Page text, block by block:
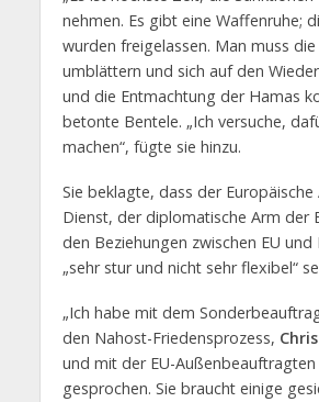
nehmen. Es gibt eine Waffenruhe;
wurden freigelassen. Man muss die
umblättern und sich auf den
und die Entmachtung der Hamas
betonte Bentele. „Ich versuche,
machen“, fügte sie hinzu.
Sie beklagte, dass der Europäische
Dienst, der diplomatische Arm der
den Beziehungen zwischen EU und
„sehr stur und nicht sehr flexibel“
„Ich habe mit dem
den Nahost-Friedensprozess,
und mit der EU-Außenbeauftragten
gesprochen. Sie braucht einige